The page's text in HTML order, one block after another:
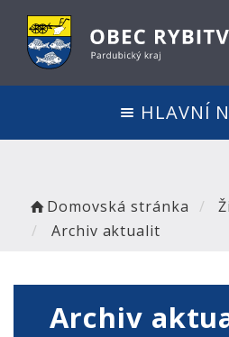
HLAVNÍ
Domovská stránka
Archiv aktualit
Archiv